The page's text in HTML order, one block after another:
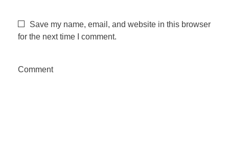
o
Save my name, email, and website in this browser
for the next time I comment.
Comment